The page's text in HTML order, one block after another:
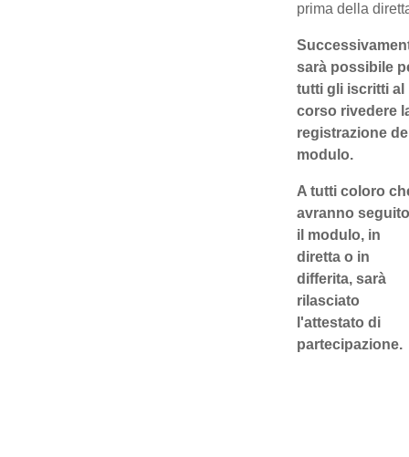
prima della
sarà possibile
tutti gli iscritti al
corso rivedere
registrazione
modulo.
A tutti coloro
avranno seguito
il modulo, in
diretta o in
differita, sarà
rilasciato
l'attestato di
partecipazione.